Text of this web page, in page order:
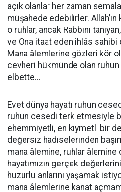
açık olanlar her zaman
müşahede edebilirler. Allah’ın
o ruhlar, ancak Rabbini
ve Ona itaat eden ihlâs
Mana âlemlerine gözleri kör
cevheri hükmünde olan
elbette…
Evet dünya hayatı ruhun
ruhun cesedi terk etmesiyle
ehemmiyetli, en kıymetli bir
değersiz hadiselerinden
mana âlemine, ruhlar âlemine
hayatımızın gerçek
huzurlu anlarını yaşamak
mana âlemlerine kanat